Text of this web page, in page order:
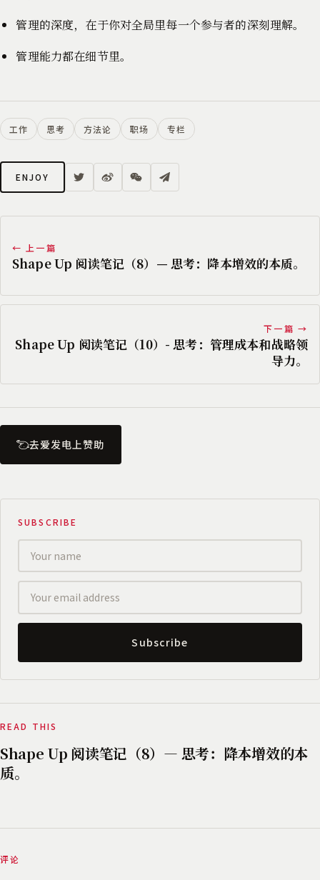
管理的深度，在于你对全局里每一个参与者的深刻理解。
管理能力都在细节里。
工作 思考 方法论 职场 专栏
ENJOY
← 上一篇
Shape Up 阅读笔记（8）— 思考：降本增效的本质。
下一篇 →
Shape Up 阅读笔记（10）- 思考：管理成本和战略领
导力。
去爱发电上赞助
SUBSCRIBE
Subscribe
READ THIS
Shape Up 阅读笔记（8）— 思考：降本增效的本
质。